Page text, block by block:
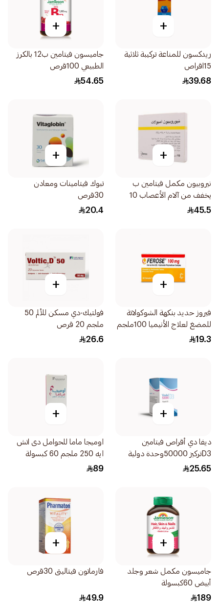
+
ريدكسون للمناعة تركيبة ثلاثية
15اقراص
39.68
+
جاميسون فيتامين ب12 بالكرز
الطبيعي 100قرص
54.65
+
نيروبيون مكمل فيتامين ب
يخفف من آلام الأعصاب 10
أمبولات
45.5
+
تبوك فيتامينات ومعادن
30قرص
20.4
+
فيروز حديد بنكهة الشوكولاتة
للمضغ لعلاج الأنيميا 100ملجم
30قرص
19.3
+
فولتيك-دي مسكن للألم 50
ملجم 20 قرص
26.6
+
ديفا دي أقراص فيتامين
D3تركيز 50000وحدة دولية
8أقراص
25.65
+
اوميجا ماما للحوامل دى اتش
ايه 250 ملجم 60 كبسولة
89
+
جاميسون مكمل شعر وجلد
أبيض 60كبسولة
189
+
فارماتون فيتاليتى 30قرص
49.9